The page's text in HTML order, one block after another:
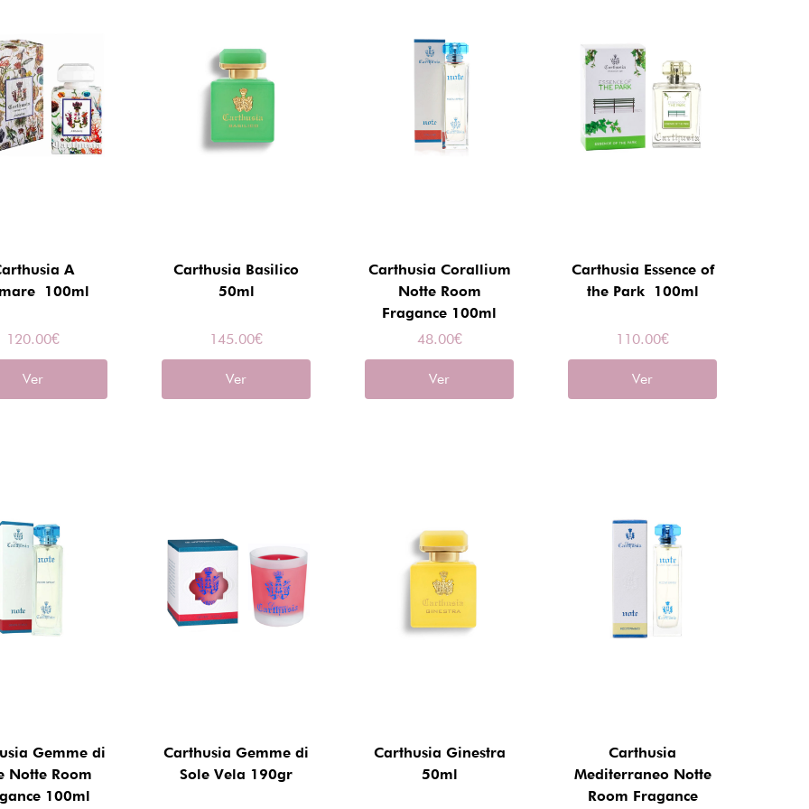
A
100ml
120.00€
Ver
Carthusia Basilico
50ml
145.00€
Ver
Carthusia Corallium
Notte Room
Fragance 100ml
48.00€
Ver
Carthusia Essence of
the Park 100ml
110.00€
Ver
Gemme di
Notte Room
100ml
Carthusia Gemme di
Sole Vela 190gr
Carthusia Ginestra
50ml
Carthusia
Mediterraneo Notte
Room Fragance